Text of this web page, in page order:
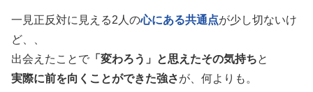
一見正反対に見える2人の心にある共通点が少し切ないけ
ど、、
出会えたことで 「変わろう」と思えたその気持ちと
実際に前を向くことができた強さが、何よりも。